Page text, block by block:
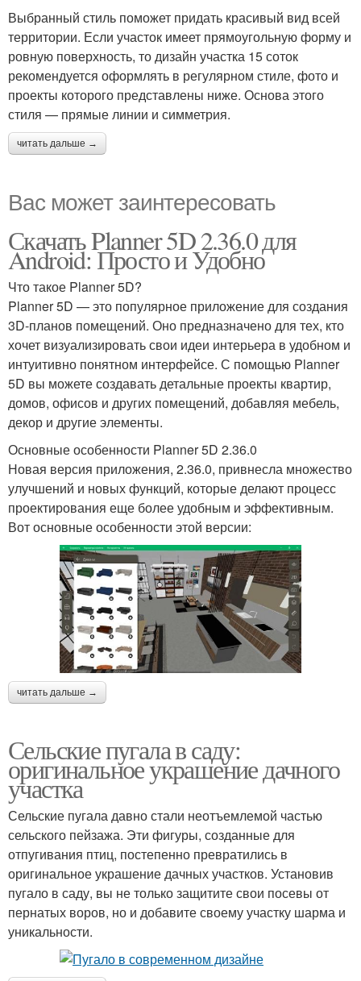
Выбранный стиль поможет придать красивый вид всей
территории. Если участок имеет прямоугольную форму и
ровную поверхность, то дизайн участка 15 соток
рекомендуется оформлять в регулярном стиле, фото и
проекты которого представлены ниже. Основа этого
стиля — прямые линии и симметрия.
читать дальше →
Вас может заинтересовать
Скачать Planner 5D 2.36.0 для
Android: Просто и Удобно
Что такое Planner 5D?
Planner 5D — это популярное приложение для создания
3D-планов помещений. Оно предназначено для тех, кто
хочет визуализировать свои идеи интерьера в удобном и
интуитивно понятном интерфейсе. С помощью Planner
5D вы можете создавать детальные проекты квартир,
домов, офисов и других помещений, добавляя мебель,
декор и другие элементы.
Основные особенности Planner 5D 2.36.0
Новая версия приложения, 2.36.0, привнесла множество
улучшений и новых функций, которые делают процесс
проектирования еще более удобным и эффективным.
Вот основные особенности этой версии:
читать дальше →
Сельские пугала в саду:
оригинальное украшение дачного
участка
Сельские пугала давно стали неотъемлемой частью
сельского пейзажа. Эти фигуры, созданные для
отпугивания птиц, постепенно превратились в
оригинальное украшение дачных участков. Установив
пугало в саду, вы не только защитите свои посевы от
пернатых воров, но и добавите своему участку шарма и
уникальности.